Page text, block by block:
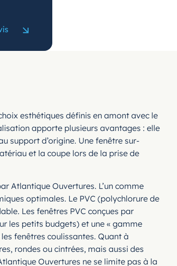
esthétiques définis en amont avec le
apporte plusieurs avantages : elle
support d’origine. Une fenêtre sur-
et la coupe lors de la prise de
Atlantique Ouvertures. L’un comme
optimales. Le PVC (polychlorure de
Les fenêtres PVC conçues par
les petits budgets) et une « gamme
fenêtres coulissantes. Quant à
rondes ou cintrées, mais aussi des
Ouvertures ne se limite pas à la